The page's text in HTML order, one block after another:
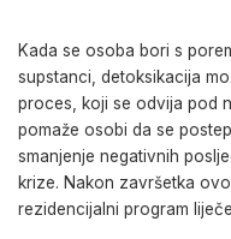
Kada se osoba bori s
supstanci, detoksikacija
proces, koji se odvija pod
pomaže osobi da se
smanjenje negativnih
krize. Nakon završetka
rezidencijalni program